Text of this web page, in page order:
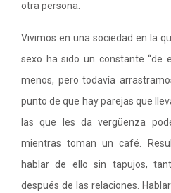
otra persona.
Vivimos en una sociedad en la
sexo ha sido un constante “de
menos, pero todavía
punto de que hay parejas que
las que les da vergüenza
mientras toman un café.
hablar de ello sin tapujos,
después de las relaciones.